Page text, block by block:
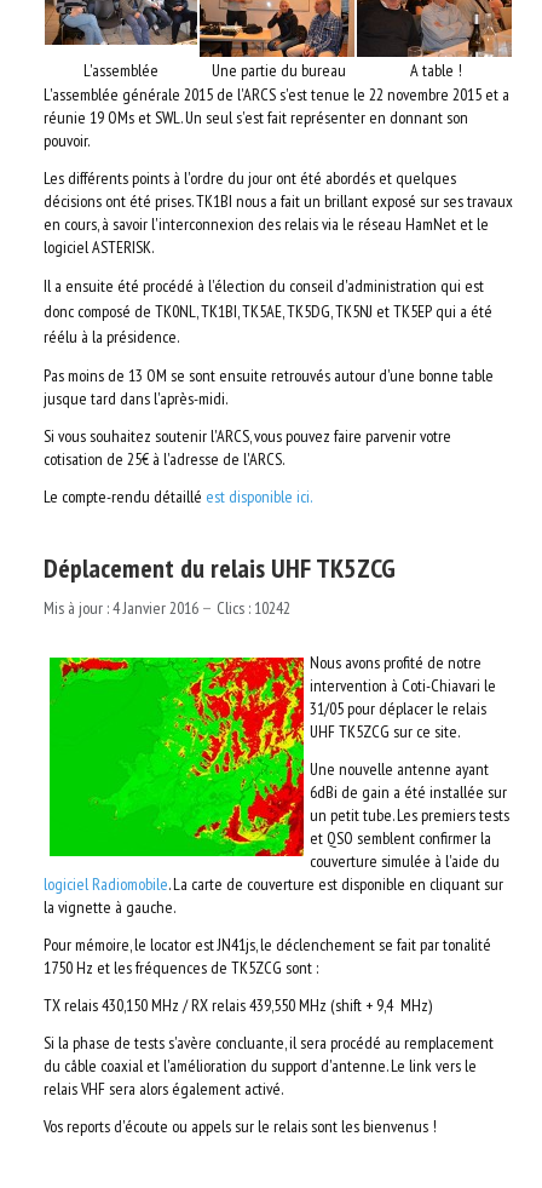
L'assemblée Une partie du bureau
A table !
L'assemblée générale 2015 de l'ARCS s'est tenue le 22 novembre 2015 et a
réunie 19 OMs et SWL. Un seul s'est fait représenter en donnant son
pouvoir.
Les différents points à l'ordre du jour ont été abordés et quelques
décisions ont été prises. TK1BI nous a fait un brillant exposé sur ses travaux
en cours, à savoir l'interconnexion des relais via le réseau HamNet et le
logiciel ASTERISK.
Il a ensuite été procédé à l'élection du conseil d'administration qui est
donc composé de TK0NL, TK1BI, TK5AE, TK5DG, TK5NJ et TK5EP qui a été
réélu à la présidence.
Pas moins de 13 OM se sont ensuite retrouvés autour d'une bonne table
jusque tard dans l'après-midi.
Si vous souhaitez soutenir l'ARCS, vous pouvez faire parvenir votre
cotisation de 25€ à l'adresse de l'ARCS.
Le compte-rendu détaillé est disponible ici.
Déplacement du relais UHF TK5ZCG
Mis à jour : 4 Janvier 2016 Clics : 10242
Nous avons profité de notre
intervention à Coti-Chiavari le
31/05 pour déplacer le relais
UHF TK5ZCG sur ce site.
Une nouvelle antenne ayant
6dBi de gain a été installée sur
un petit tube. Les premiers tests
et QSO semblent confirmer la
couverture simulée à l'aide du
logiciel Radiomobile. La carte de couverture est disponible en cliquant sur
la vignette à gauche.
Pour mémoire, le locator est JN41js, le déclenchement se fait par tonalité
1750 Hz et les fréquences de TK5ZCG sont :
TX relais 430,150 MHz / RX relais 439,550 MHz (shift + 9,4 MHz)
Si la phase de tests s'avère concluante, il sera procédé au remplacement
du câble coaxial et l'amélioration du support d'antenne. Le link vers le
relais VHF sera alors également activé.
Vos reports d'écoute ou appels sur le relais sont les bienvenus !